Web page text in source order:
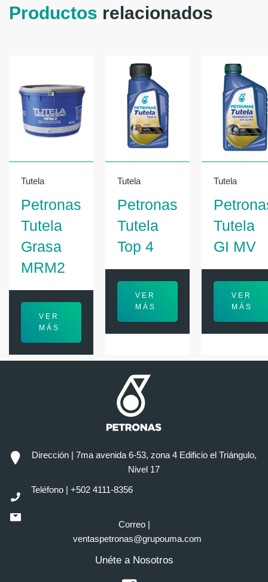
Productos relacionados
Tutela
Petronas
Tutela
Grasa
MRM2
VER
MÁS
Tutela
Petronas
Tutela
Top 4
VER
MÁS
Tutela
Tutela
GI MV
VER
MÁS
Dirección | 7ma avenida 6-53, zona 4 Edificio el Triángulo,
Nivel 17
Teléfono | +502 4111-8356
Correo |
ventaspetronas@grupouma.com
Unéte a Nosotros